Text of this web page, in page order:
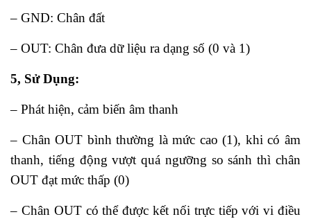
– GND: Chân đất
– OUT: Chân đưa dữ liệu ra dạng số (0 và 1)
5, Sử Dụng:
– Phát hiện, cảm biến âm thanh
– Chân OUT bình thường là mức cao (1), khi có âm
thanh, tiếng động vượt quá ngưỡng so sánh thì chân
OUT đạt mức thấp (0)
– Chân OUT có thể được kết nối trực tiếp với vi điều